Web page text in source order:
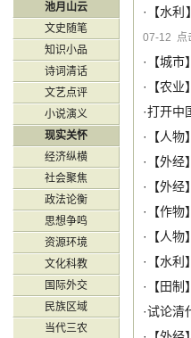
·【水利 】
07-12 点
·【城市】
·【农业】
·打开中
·【人物】
·【外经】
·【外经】
·【作物】
·【人物】
·【水利 】
·【田制】
·试论清
池月山云
文史随笔
知识小品
诗词清话
文艺点评
小说演义
现实关怀
经济纵横
社会聚焦
政法论衡
思想争鸣
资源环境
文化科教
国际外交
民族区域
当代三农